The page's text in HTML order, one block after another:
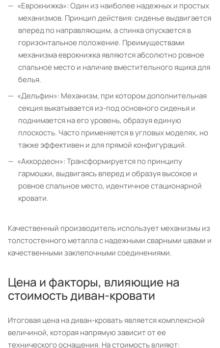
«Еврокнижка»: Один из наиболее надежных и простых
механизмов. Принцип действия: сиденье выдвигается
вперед по направляющим, а спинка опускается в
горизонтальное положение. Преимуществами
механизма еврокнижка являются абсолютно ровное
спальное место и наличие вместительного ящика для
белья.
«Дельфин»: Механизм, при котором дополнительная
секция выкатывается из-под основного сиденья и
поднимается на его уровень, образуя единую
плоскость. Часто применяется в угловых моделях, но
также эффективен и для прямой конфигураций.
«Аккордеон»: Трансформируется по принципу
гармошки, выдвигаясь вперед и образуя высокое и
ровное спальное место, идентичное стационарной
кровати.
Качественный производитель использует механизмы из
толстостенного металла с надежными сварными швами и
качественными заклепочными соединениями.
Цена и факторы, влияющие на
стоимость диван-кровати
Итоговая цена на диван-кровать является комплексной
величиной, которая напрямую зависит от ее
технического оснащения. На стоимость влияют: